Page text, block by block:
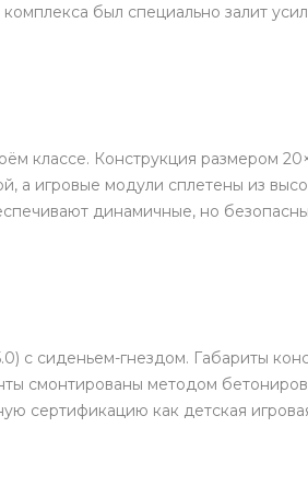
был специально залит
классе. Конструкция размером
а игровые модули сплетены из
динамичные, но
с сиденьем-гнездом. Габариты
смонтированы методом
сертификацию как детская